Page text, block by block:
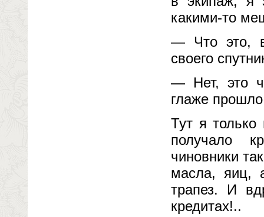
какими-то
— Что это,
своего
— Нет, это
глаже
Тут я только
получало
чиновники
масла, яиц,
трапез. И
кредитах!..